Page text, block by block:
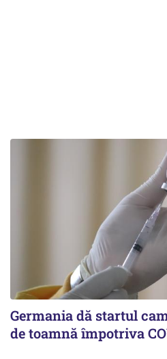
Germania dă startul
de toamnă împotriva